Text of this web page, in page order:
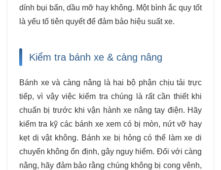
dính bụi bẩn, dầu mỡ hay không. Một bình ắc quy tốt
là yếu tố tiên quyết để đảm bảo hiệu suất xe.
Kiểm tra bánh xe & càng nâng
Bánh xe và càng nâng là hai bộ phận chịu tải trực
tiếp, vì vậy việc kiểm tra chúng là rất cần thiết khi
chuẩn bị trước khi vận hành xe nâng tay điện. Hãy
kiểm tra kỹ các bánh xe xem có bị mòn, nứt vỡ hay
kẹt dị vật không. Bánh xe bị hỏng có thể làm xe di
chuyển không ổn định, gây nguy hiểm. Đối với càng
nâng, hãy đảm bảo rằng chúng không bị cong vênh,